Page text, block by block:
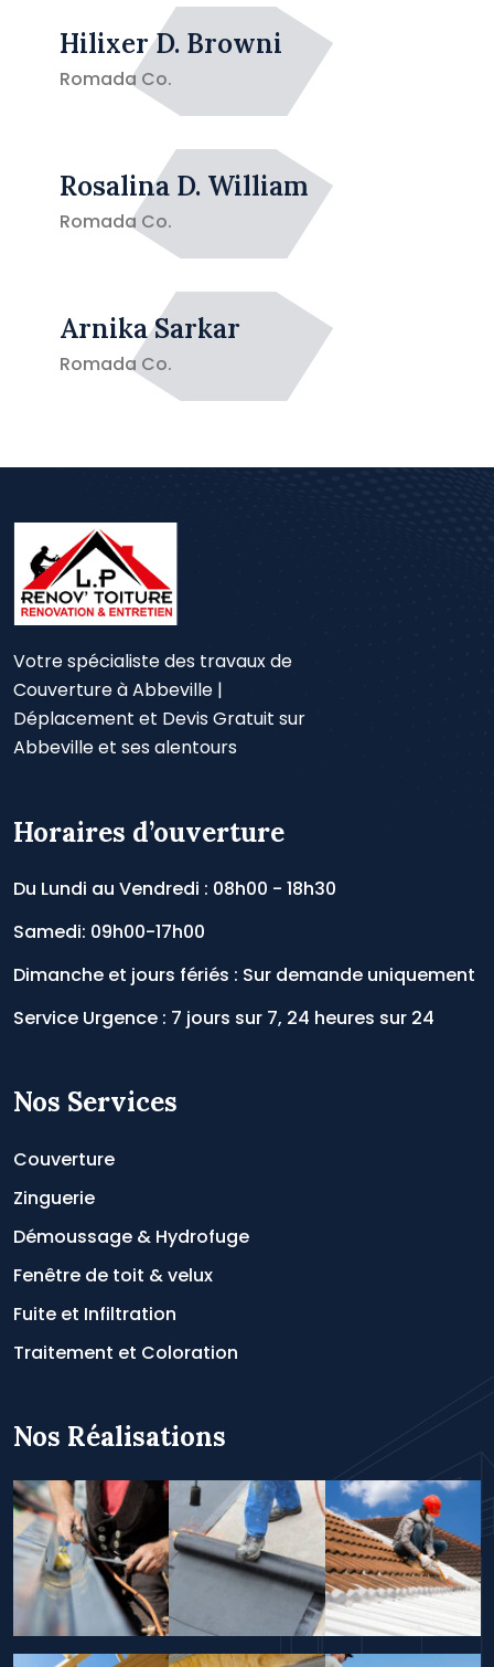
Hilixer D. Browni
Romada Co.
Rosalina D. William
Romada Co.
Arnika Sarkar
Romada Co.
Votre spécialiste des travaux de
Couverture à Abbeville |
Déplacement et Devis Gratuit sur
Abbeville et ses alentours
Horaires d’ouverture
Du Lundi au Vendredi : 08h00 - 18h30
Samedi: 09h00-17h00
Dimanche et jours fériés : Sur demande uniquement
Service Urgence : 7 jours sur 7, 24 heures sur 24
Nos Services
Couverture
Zinguerie
Démoussage & Hydrofuge
Fenêtre de toit & velux
Fuite et Infiltration
Traitement et Coloration
Nos Réalisations